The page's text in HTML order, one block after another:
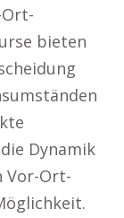
bieten
Dynamik
Vor-Ort-